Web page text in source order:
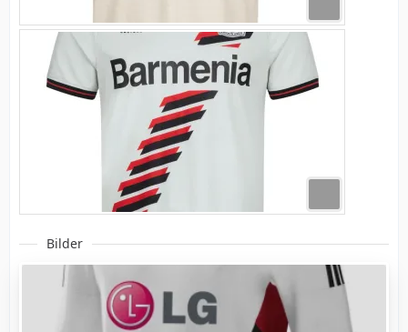
Bilder